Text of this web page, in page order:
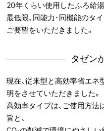
20年くらい使用したふ
最低限、同能力･同機能のタ
ご要望をいただきました。
タゼン
現在、従来型と高効率省エ
明をさせていただきました。
高効率タイプは、ご使用方
旨と、